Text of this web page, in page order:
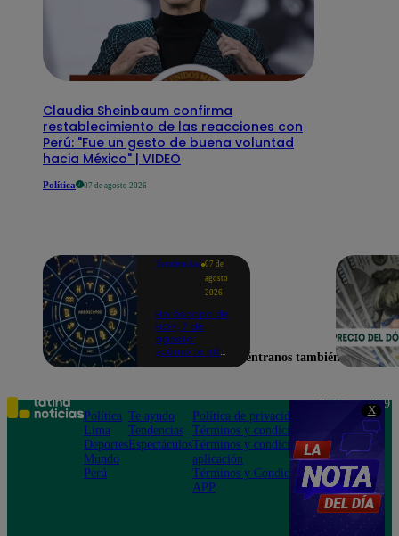
X
Claudia Sheinbaum confirma
restablecimiento de las reacciones con
Perú: "Fue un gesto de buena voluntad
hacia México" | VIDEO
Política 07 de agosto 2026
Tendencias 07 de
agosto
2026
Horóscopo de
HOY, 7 de
agosto:
¿cómo te iráEncuéntranos también en
Política
Lima
Deportes
Mundo
Perú
Te ayudo
Tendencias
Espectáculos
Política de privacidad
Términos y condiciones
Términos y condiciones
aplicación
Términos y Condiciones
APP
Teléfono: 219
Av. San
Felipe 968
Jesús María